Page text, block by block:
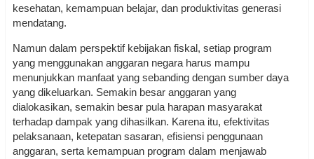
kesehatan, kemampuan belajar, dan produktivitas generasi
mendatang.
Namun dalam perspektif kebijakan fiskal, setiap program
yang menggunakan anggaran negara harus mampu
menunjukkan manfaat yang sebanding dengan sumber daya
yang dikeluarkan. Semakin besar anggaran yang
dialokasikan, semakin besar pula harapan masyarakat
terhadap dampak yang dihasilkan. Karena itu, efektivitas
pelaksanaan, ketepatan sasaran, efisiensi penggunaan
anggaran, serta kemampuan program dalam menjawab